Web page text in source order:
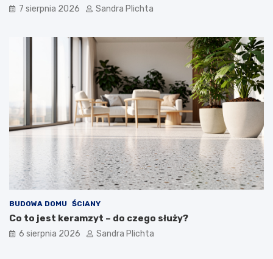
7 sierpnia 2026 Sandra Plichta
BUDOWA DOMU ŚCIANY
Co to jest keramzyt – do czego służy?
6 sierpnia 2026 Sandra Plichta